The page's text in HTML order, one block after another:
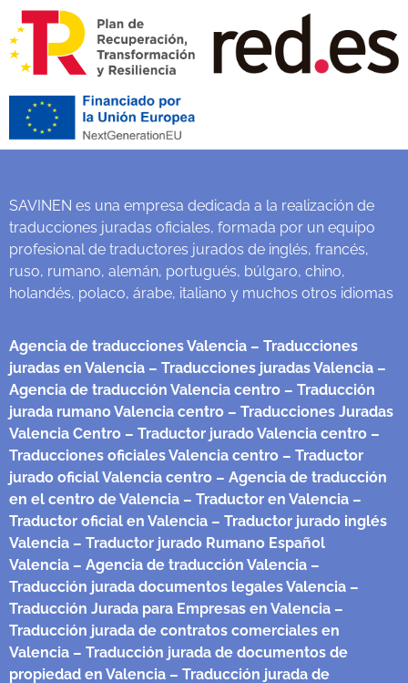
SAVINEN es una empresa dedicada a la realización de
traducciones juradas oficiales, formada por un equipo
profesional de traductores jurados de inglés, francés,
ruso, rumano, alemán, portugués, búlgaro, chino,
holandés, polaco, árabe, italiano y muchos otros idiomas
Agencia de traducciones Valencia – Traducciones
juradas en Valencia – Traducciones juradas Valencia –
Agencia de traducción Valencia centro – Traducción
jurada rumano Valencia centro – Traducciones Juradas
Valencia Centro – Traductor jurado Valencia centro –
Traducciones oficiales Valencia centro – Traductor
jurado oficial Valencia centro – Agencia de traducción
en el centro de Valencia – Traductor en Valencia –
Traductor oficial en Valencia – Traductor jurado inglés
Valencia – Traductor jurado Rumano Español
Valencia – Agencia de traducción Valencia –
Traducción jurada documentos legales Valencia –
Traducción Jurada para Empresas en Valencia –
Traducción jurada de contratos comerciales en
Valencia – Traducción jurada de documentos de
propiedad en Valencia – Traducción jurada de